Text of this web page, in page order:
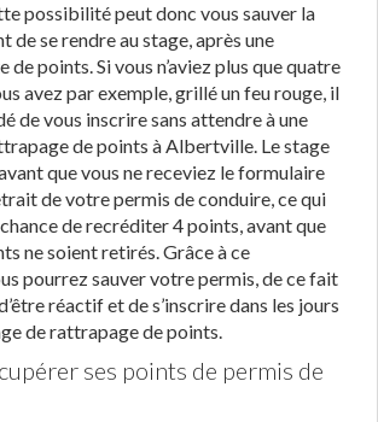
possibilité peut donc vous sauver la
de se rendre au stage, après une
points. Si vous n’aviez plus que quatre
avez par exemple, grillé un feu rouge, il
de vous inscrire sans attendre à une
de points à Albertville. Le stage
que vous ne receviez le formulaire
de votre permis de conduire, ce qui
de recréditer 4 points, avant que
ne soient retirés. Grâce à ce
pourrez sauver votre permis, de ce fait
réactif et de s’inscrire dans les jours
de rattrapage de points.
ses points de permis de